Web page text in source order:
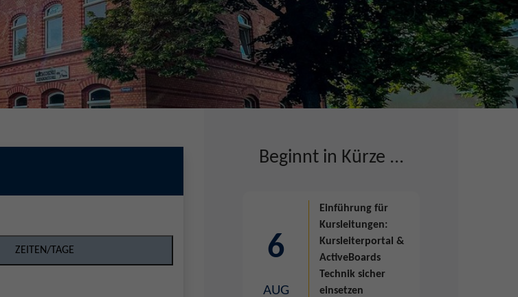
ZEITEN/TAGE
Beginnt in Kürze ...
6
AUG
Einführung für
Kursleitungen:
Kursleiterportal &
ActiveBoards
Technik sicher
einsetzen